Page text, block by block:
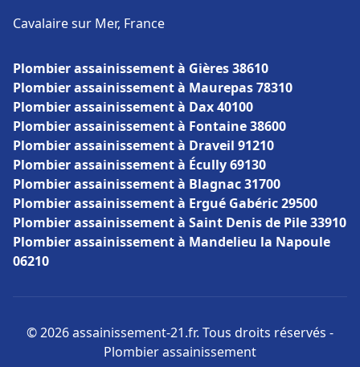
Cavalaire sur Mer, France
Plombier assainissement à Gières 38610
Plombier assainissement à Maurepas 78310
Plombier assainissement à Dax 40100
Plombier assainissement à Fontaine 38600
Plombier assainissement à Draveil 91210
Plombier assainissement à Écully 69130
Plombier assainissement à Blagnac 31700
Plombier assainissement à Ergué Gabéric 29500
Plombier assainissement à Saint Denis de Pile 33910
Plombier assainissement à Mandelieu la Napoule
06210
© 2026 assainissement-21.fr. Tous droits réservés -
Plombier assainissement